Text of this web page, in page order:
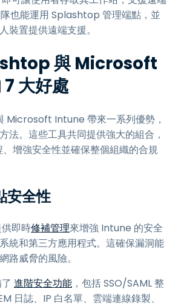
也能運用 Splashtop 管理端點，並
裝置提供遠端支援。
與 Microsoft
大好處
Microsoft Intune 帶來一系列優勢，
法。這些工具共同提供強大的組合，
增強安全性並確保整個組織的合規
安全性
即時修補管理來增強 Intune 的安全
統和第三方應用程式。這確保漏洞能
路威脅的風險。
進階安全功能 ，包括 SSO/SAML 整
日誌、IP 白名單、雲端連線錄製、